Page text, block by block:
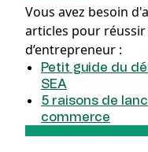
Vous avez besoin
articles pour
d’entrepreneur :
Petit guide du
SEA
5 raisons de
commerce